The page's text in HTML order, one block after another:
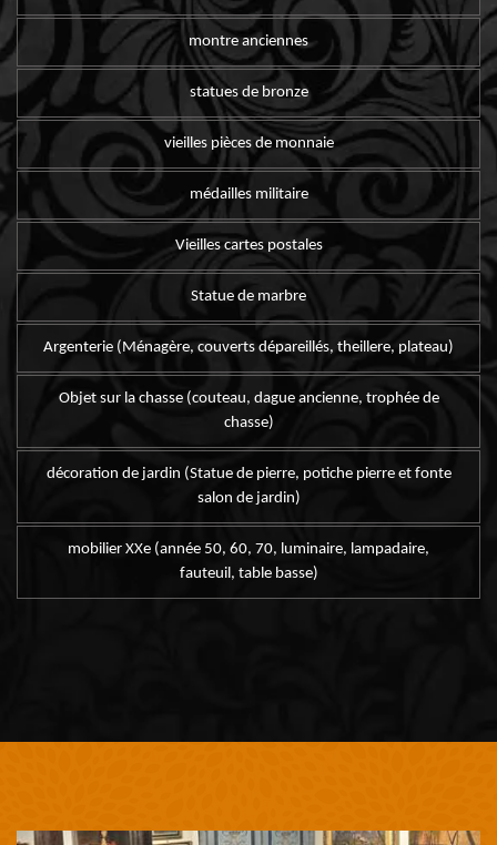
montre anciennes
statues de bronze
vieilles pièces de monnaie
médailles militaire
Vieilles cartes postales
Statue de marbre
Argenterie (Ménagère, couverts dépareillés, theillere, plateau)
Objet sur la chasse (couteau, dague ancienne, trophée de
chasse)
décoration de jardin (Statue de pierre, potiche pierre et fonte
salon de jardin)
mobilier XXe (année 50, 60, 70, luminaire, lampadaire,
fauteuil, table basse)